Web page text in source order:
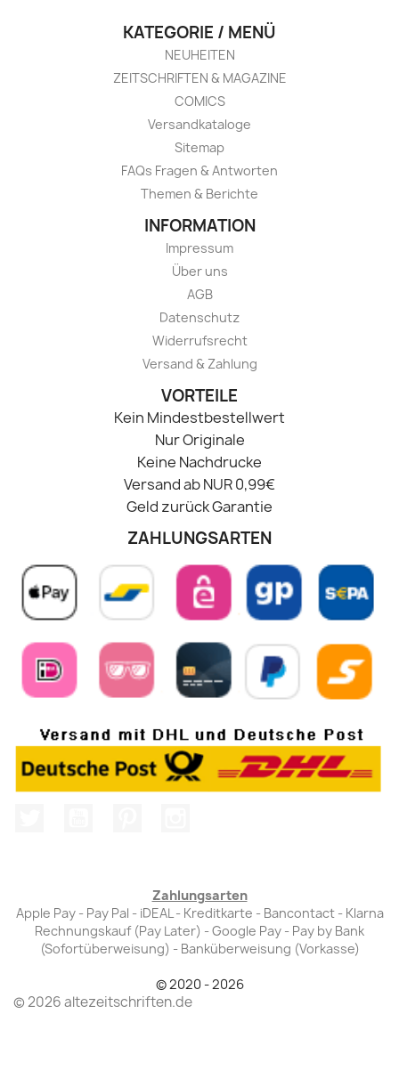
KATEGORIE / MENÜ
NEUHEITEN
ZEITSCHRIFTEN & MAGAZINE
COMICS
Versandkataloge
Sitemap
FAQs Fragen & Antworten
Themen & Berichte
INFORMATION
Impressum
Über uns
AGB
Datenschutz
Widerrufsrecht
Versand & Zahlung
VORTEILE
Kein Mindestbestellwert
Nur Originale
Keine Nachdrucke
Versand ab NUR 0,99€
Geld zurück Garantie
ZAHLUNGSARTEN
Zahlungsarten
Apple Pay - Pay Pal - iDEAL - Kreditkarte - Bancontact - Klarna
Rechnungskauf (Pay Later) - Google Pay - Pay by Bank
(Sofortüberweisung) - Banküberweisung (Vorkasse)
© 2020 - 2026
© 2026 altezeitschriften.de